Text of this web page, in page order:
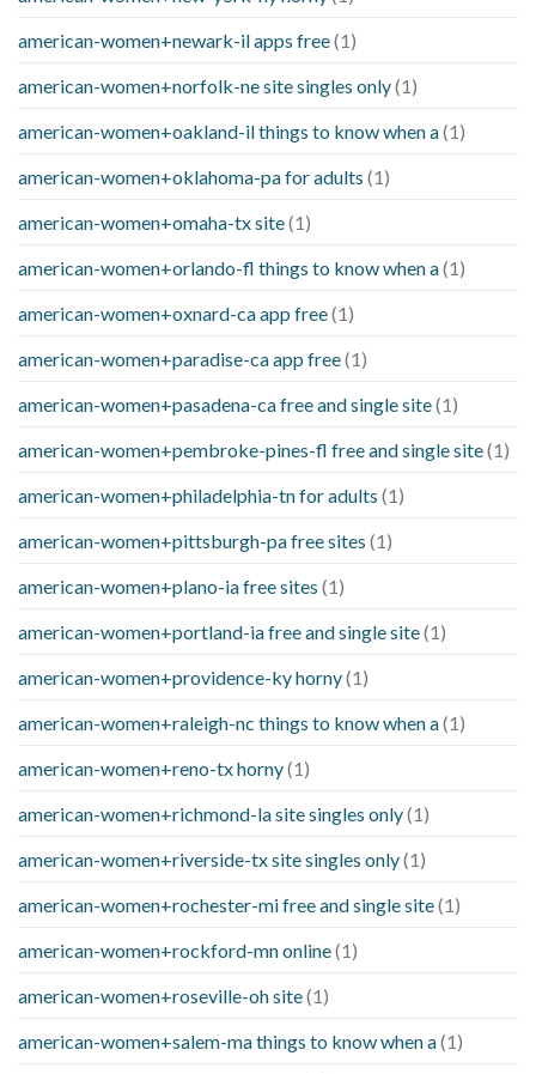
american-women+newark-il apps free(1)
american-women+norfolk-ne site singles only(1)
american-women+oakland-il things to know when a(1)
american-women+oklahoma-pa for adults (1)
american-women+omaha-tx site(1)
american-women+orlando-fl things to know when a(1)
american-women+oxnard-ca app free(1)
american-women+paradise-ca app free(1)
american-women+pasadena-ca free and single site(1)
american-women+pembroke-pines-fl free and single site(1)
american-women+philadelphia-tn for adults (1)
american-women+pittsburgh-pa free sites (1)
american-women+plano-ia free sites (1)
american-women+portland-ia free and single site(1)
american-women+providence-ky horny(1)
american-women+raleigh-nc things to know when a(1)
american-women+reno-tx horny(1)
american-women+richmond-la site singles only(1)
american-women+riverside-tx site singles only(1)
american-women+rochester-mi free and single site(1)
american-women+rockford-mn online(1)
american-women+roseville-oh site(1)
american-women+salem-ma things to know when a(1)